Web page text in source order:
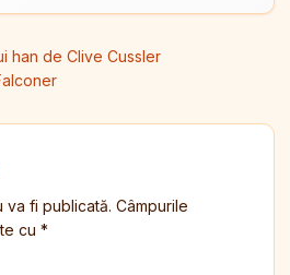
han de Clive Cussler
va fi publicată. Câmpurile
cu *